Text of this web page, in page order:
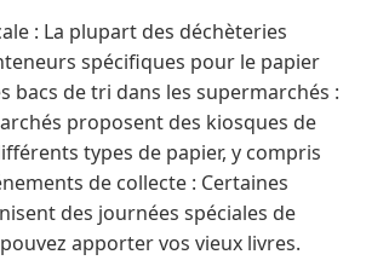
: La plupart des déchèteries
spécifiques pour le papier
bacs de tri dans les supermarchés :
proposent des kiosques de
types de papier, y compris
de collecte : Certaines
des journées spéciales de
apporter vos vieux livres.